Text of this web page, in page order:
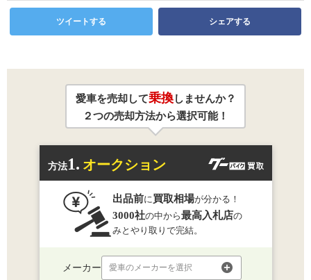
ツイートする シェアする
愛車を売却して乗換しませんか？
２つの売却方法から選択可能！
方法1. オークション
出品前に買取相場が分かる！
3000社の中から最高入札店の
みとやり取りで完結。
メーカー 愛車のメーカーを選択